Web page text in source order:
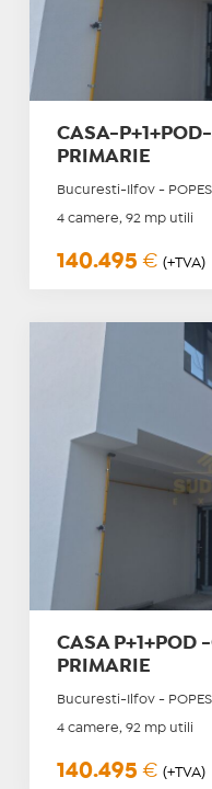
CASA-
PRIMARIE
Bucuresti-Ilfov -
4 camere, 92 mp utili
140.495 € (+TVA)
CASA P+1+POD
PRIMARIE
Bucuresti-Ilfov -
4 camere, 92 mp utili
140.495 € (+TVA)